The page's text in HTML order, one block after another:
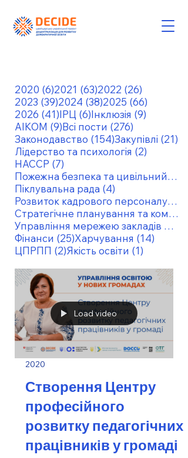
2020 (6)6 постів
2021 (63)63 пости
2022 (26)
2023 (39)39 постів
2024 (38)38 постів
2025 (66)
2026 (41)41 пост
ІРЦ (6)6 постів
Інклюзія (9)
АІКОМ (9)9 постів
Всі пости (276)
Законодавство (154)154 пости
Закупівлі (21)
Лідерство та психологія (2)
НАССР (7)
Пожежна безпека та цивільний захист
Піклувальна рада (4)
Розвиток кадрового персоналу
(6)
Стратегічне планування та комунікація
Управління мережею закладів освіти
Фінанси (25)25 постів
Харчування (14)
ЦПРПП (2)2 пости
Якість освіти (1)
Load video
2020
Створення Центру
професійного
розвитку педагогічних
працівників у громаді